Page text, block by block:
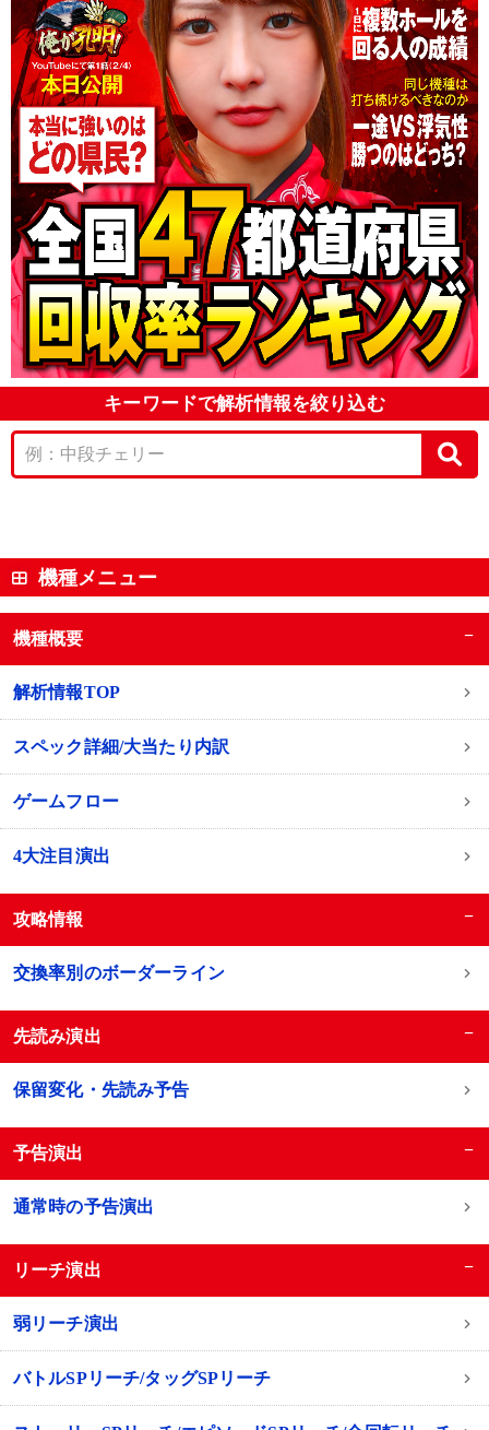
キーワードで解析情報を絞り込む
機種メニュー
機種概要 −
解析情報TOP
スペック詳細/大当たり内訳
ゲームフロー
4大注目演出
攻略情報 −
交換率別のボーダーライン
先読み演出 −
保留変化・先読み予告
予告演出 −
通常時の予告演出
リーチ演出 −
弱リーチ演出
バトルSPリーチ/タッグSPリーチ